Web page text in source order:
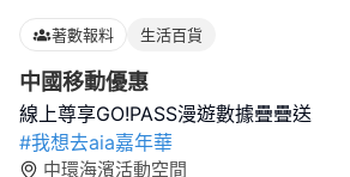
著數報料 生活百貨
中國移動優惠
#我想去aia嘉年華
中環海濱活動空間